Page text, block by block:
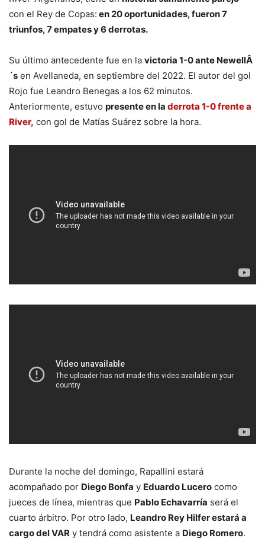
con el Rey de Copas: en 20 oportunidades, fueron 7
triunfos, 7 empates y 6 derrotas.
Su último antecedente fue en la victoria 1-0 ante NewellÂ
´s en Avellaneda, en septiembre del 2022. El autor del gol
Rojo fue Leandro Benegas a los 62 minutos.
Anteriormente, estuvo presente en la derrota 1-0 frente a
River, con gol de Matías Suárez sobre la hora.
Durante la noche del domingo, Rapallini estará
acompañado por Diego Bonfa y Eduardo Lucero como
jueces de línea, mientras que Pablo Echavarría será el
cuarto árbitro. Por otro lado, Leandro Rey Hilfer estará a
cargo del VAR y tendrá como asistente a Diego Romero.